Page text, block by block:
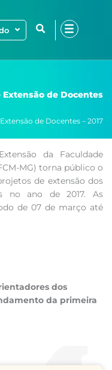
Extensão de Docentes
de Docentes – 2017
da Faculdade
MG) torna público o
de extensão dos
no ano de 2017. As
de 07 de março até
dos
da primeira